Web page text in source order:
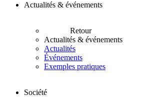
Actualités & événements
Retour
Actualités & événements
Actualités
Événements
Exemples pratiques
Société